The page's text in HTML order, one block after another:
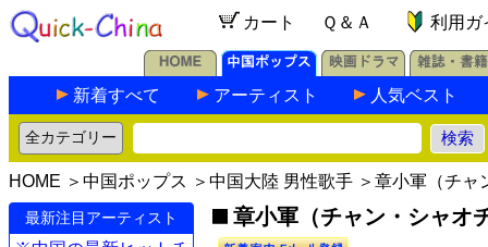
カート Ｑ＆Ａ 利用ガ
新着すべて アーティスト 人気ベスト
HOME ＞ 中国ポップス ＞ 中国大陸 男性歌手 ＞章小軍（チャ
最新注目アーティスト 章小軍（チャン・シャオ